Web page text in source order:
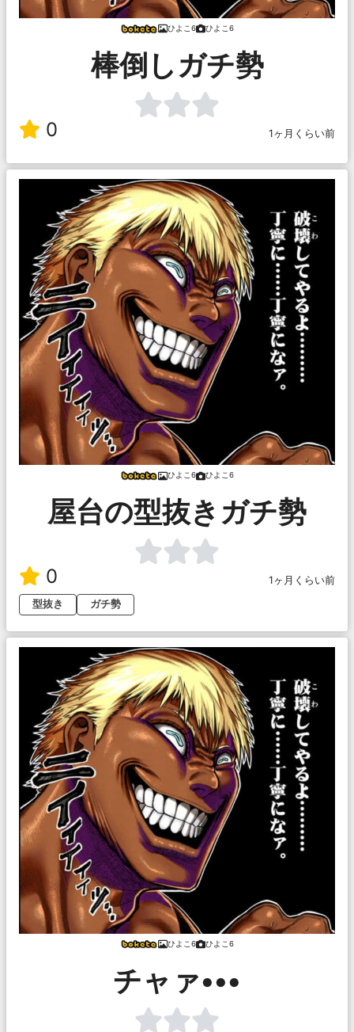
ひよこ6 ひよこ6
棒倒しガチ勢
0 1ヶ月くらい前
ひよこ6 ひよこ6
屋台の型抜きガチ勢
0
1ヶ月くらい前
型抜き
ガチ勢
ひよこ6 ひよこ6
チャァ•••